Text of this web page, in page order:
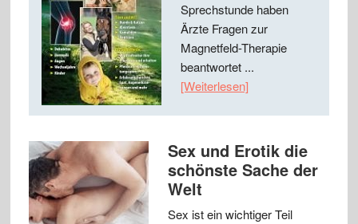
Sprechstunde haben
Ärzte Fragen zur
Magnetfeld-Therapie
beantwortet ...
[Weiterlesen]
Sex und Erotik die
schönste Sache der
Welt
Sex ist ein wichtiger Teil